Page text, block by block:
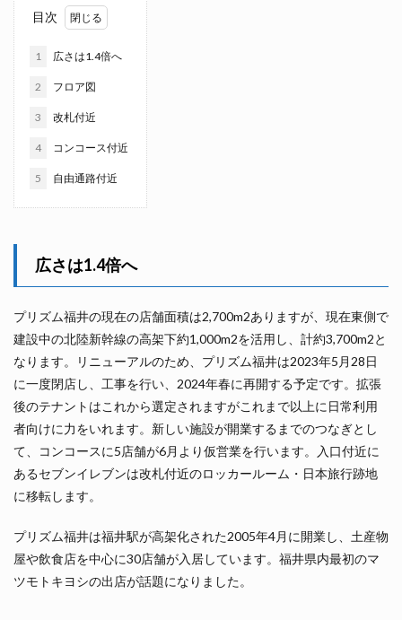
目次
1 広さは1.4倍へ
2 フロア図
3 改札付近
4 コンコース付近
5 自由通路付近
広さは1.4倍へ
プリズム福井の現在の店舗面積は2,700m2ありますが、現在東側で
建設中の北陸新幹線の高架下約1,000m2を活用し、計約3,700m2と
なります。リニューアルのため、プリズム福井は2023年5月28日
に一度閉店し、工事を行い、2024年春に再開する予定です。拡張
後のテナントはこれから選定されますがこれまで以上に日常利用
者向けに力をいれます。新しい施設が開業するまでのつなぎとし
て、コンコースに5店舗が6月より仮営業を行います。入口付近に
あるセブンイレブンは改札付近のロッカールーム・日本旅行跡地
に移転します。
プリズム福井は福井駅が高架化された2005年4月に開業し、土産物
屋や飲食店を中心に30店舗が入居しています。福井県内最初のマ
ツモトキヨシの出店が話題になりました。